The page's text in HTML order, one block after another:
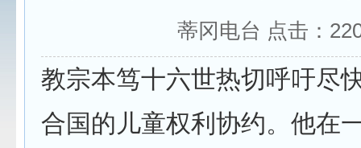
蒂冈电台 点击：
教宗本笃十六世热切呼吁尽
合国的儿童权利协约。他在